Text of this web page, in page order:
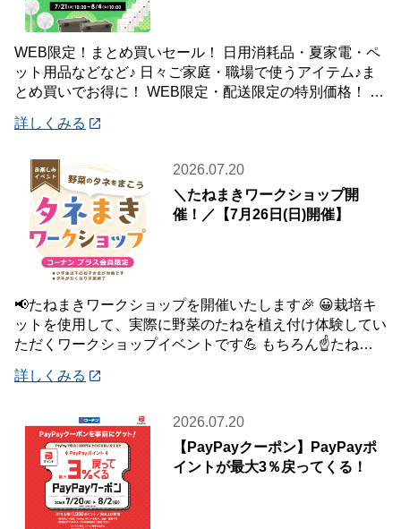
WEB限定！まとめ買いセール！ 日用消耗品・夏家電・ペ
ット用品などなど♪ 日々ご家庭・職場で使うアイテム♪ま
とめ買いでお得に！ WEB限定・配送限定の特別価格！ た
詳しくみる
2026.07.20
＼たねまきワークショップ開
催！／【7月26日(日)開催】
📢たねまきワークショップを開催いたします🎉 😀栽培キ
ットを使用して、実際に野菜のたねを植え付け体験してい
ただくワークショップイベントです💪 もちろん☝️たねを
詳しくみる
2026.07.20
【PayPayクーポン】PayPayポ
イントが最大3％戻ってくる！